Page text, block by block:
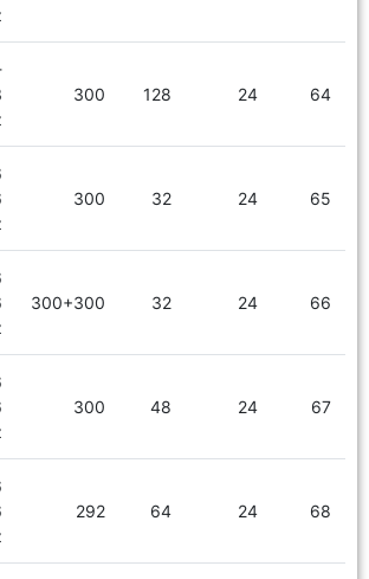
64
24
128
300
65
24
32
300
66
24
32
300+300
67
24
48
300
68
24
64
292